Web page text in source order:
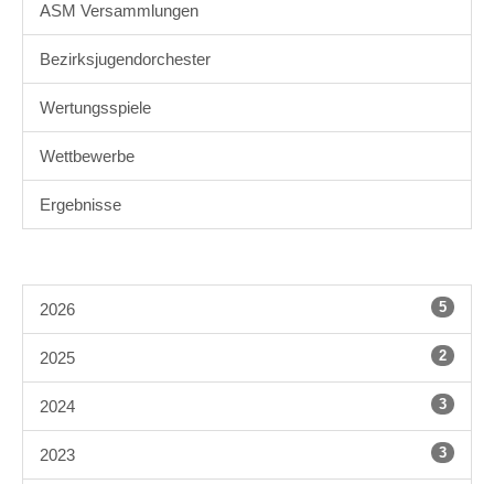
ASM Versammlungen
Bezirksjugendorchester
Wertungsspiele
Wettbewerbe
Ergebnisse
2026 5
2025 2
2024 3
2023 3